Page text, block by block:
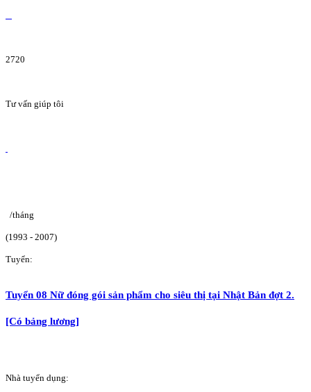
2720
Tư vấn giúp tôi
/tháng
(1993 - 2007)
Tuyển:
Tuyển 08 Nữ đóng gói sản phẩm cho siêu thị tại Nhật Bản đợt 2.
[Có bảng lương]
Nhà tuyển dụng: